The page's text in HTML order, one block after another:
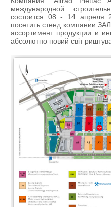
международной
состоится 08 - 14
посетить стенд компании
ассортимент продукции и
абсолютно новий світ